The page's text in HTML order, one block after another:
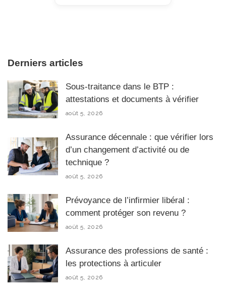
Derniers articles
Sous-traitance dans le BTP :
attestations et documents à vérifier
août 5, 2026
Assurance décennale : que vérifier lors
d’un changement d’activité ou de
technique ?
août 5, 2026
Prévoyance de l’infirmier libéral :
comment protéger son revenu ?
août 5, 2026
Assurance des professions de santé :
les protections à articuler
août 5, 2026